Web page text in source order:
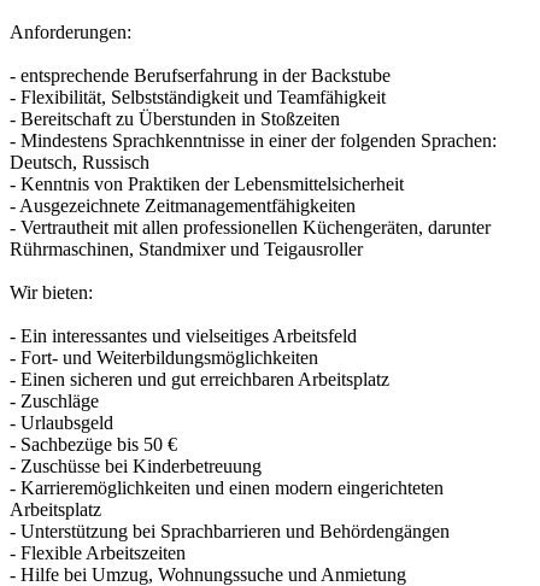
Anforderungen:
- entsprechende Berufserfahrung in der Backstube
- Flexibilität, Selbstständigkeit und Teamfähigkeit
- Bereitschaft zu Überstunden in Stoßzeiten
- Mindestens Sprachkenntnisse in einer der folgenden Sprachen:
Deutsch, Russisch
- Kenntnis von Praktiken der Lebensmittelsicherheit
- Ausgezeichnete Zeitmanagementfähigkeiten
- Vertrautheit mit allen professionellen Küchengeräten, darunter
Rührmaschinen, Standmixer und Teigausroller
Wir bieten:
- Ein interessantes und vielseitiges Arbeitsfeld
- Fort- und Weiterbildungsmöglichkeiten
- Einen sicheren und gut erreichbaren Arbeitsplatz
- Zuschläge
- Urlaubsgeld
- Sachbezüge bis 50 €
- Zuschüsse bei Kinderbetreuung
- Karrieremöglichkeiten und einen modern eingerichteten
Arbeitsplatz
- Unterstützung bei Sprachbarrieren und Behördengängen
- Flexible Arbeitszeiten
- Hilfe bei Umzug, Wohnungssuche und Anmietung